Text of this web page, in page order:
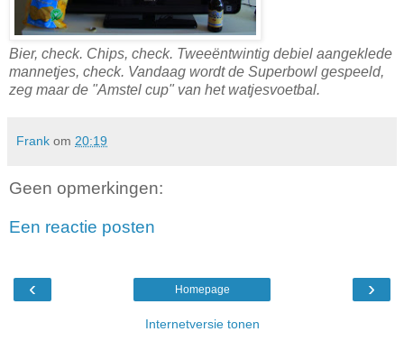
Bier, check. Chips, check. Tweeëntwintig debiel aangeklede
mannetjes, check. Vandaag wordt de Superbowl gespeeld,
zeg maar de "Amstel cup" van het watjesvoetbal.
Frank om 20:19
Geen opmerkingen:
Een reactie posten
‹ ›
Homepage
Internetversie tonen